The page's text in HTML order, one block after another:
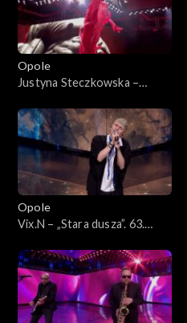
Opole
Justyna Steczkowska –
karę”, Oko za oko”, „Stu
policjantów”. 63. KFPP:
Koncert „Premiery”
Opole
Vix.N – „Stara dusza”. 63.